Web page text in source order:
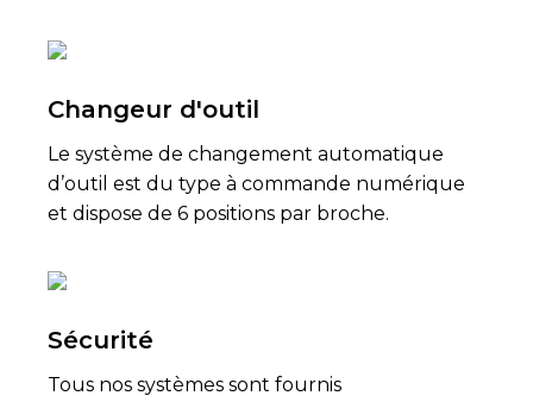
Changeur d'outil
Le système de changement automatique
d’outil est du type à commande numérique
et dispose de 6 positions par broche.
Sécurité
Tous nos systèmes sont fournis